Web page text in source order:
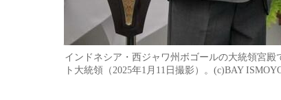
インドネシア・西ジャワ州ボゴールの大統領宮
ト大統領（2025年1月11日撮影）。(c)BAY